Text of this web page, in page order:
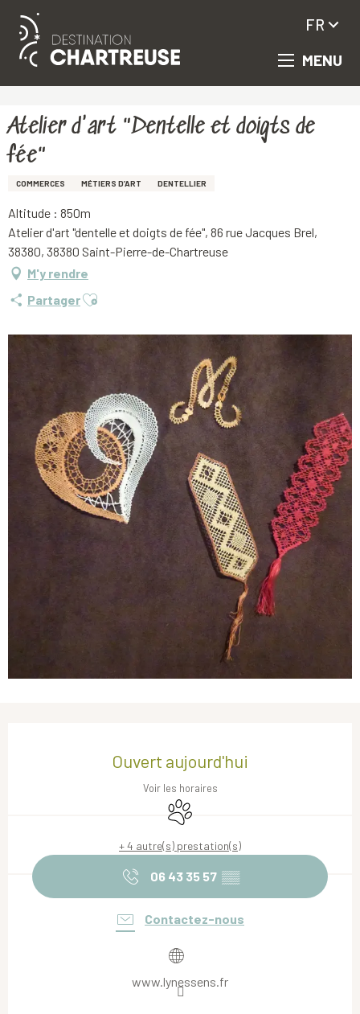
Aller
principal
MENU
FR
Atelier d'art "Dentelle et doigts de
fée"
COMMERCES MÉTIERS D’ART DENTELLIER
Altitude : 850m
Atelier d'art "dentelle et doigts de fée", 86 rue Jacques Brel,
38380, 38380 Saint-Pierre-de-Chartreuse
M'y rendre
PartagerAjouter aux favoris
Ouvert aujourd'hui
Voir les horaires
Animaux acceptés
+ 4 autre(s) prestation(s)
06 43 35 57 ▒▒
Contactez-nous
www.lynessens.fr